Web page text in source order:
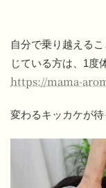
自分で乗り越える
じている方は、1度
https://mama-
変わるキッカケが待